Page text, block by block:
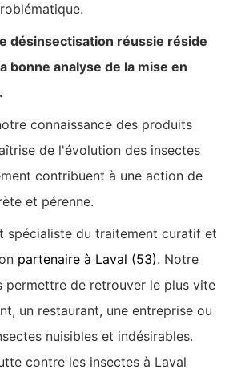
désinsectisation réussie réside
bonne analyse de la mise en
connaissance des produits
de l'évolution des insectes
contribuent à une action de
et pérenne.
spécialiste du traitement curatif et
partenaire à Laval (53). Notre
permettre de retrouver le plus vite
un restaurant, une entreprise ou
nuisibles et indésirables.
contre les insectes à Laval